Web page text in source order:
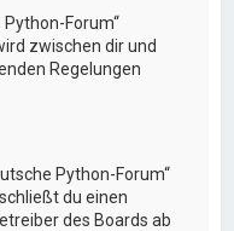
Forum“
zwischen dir und
Regelungen
Python-Forum“
du einen
des Boards ab